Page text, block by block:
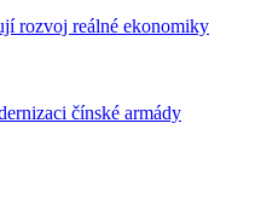
rozvoj reálné ekonomiky
čínské armády